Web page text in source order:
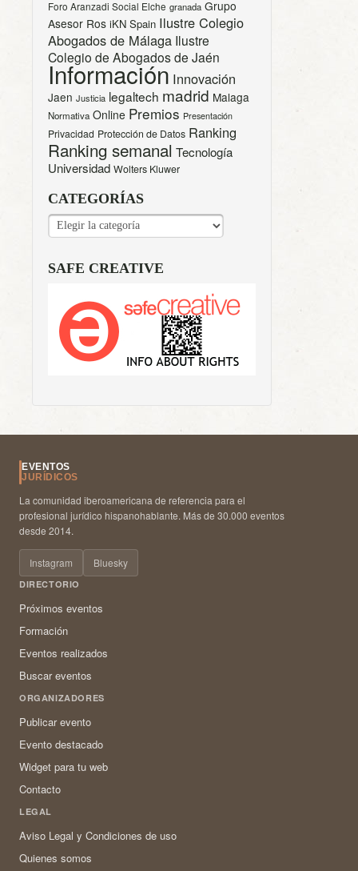
Foro Aranzadi Social Elche granada Grupo
Asesor Ros iKN Spain Ilustre Colegio
Abogados de Málaga Ilustre
Colegio de Abogados de Jaén
Información Innovación
Jaen Justicia legaltech madrid Malaga
Normativa Online Premios Presentación
Privacidad Protección de Datos Ranking
Ranking semanal Tecnología
Universidad Wolters Kluwer
CATEGORÍAS
CATEGORÍAS
SAFE CREATIVE
EVENTOS
JURÍDICOS
La comunidad iberoamericana de referencia para el
profesional jurídico hispanohablante. Más de 30.000 eventos
desde 2014.
Instagram Bluesky
DIRECTORIO
Próximos eventos
Formación
Eventos realizados
Buscar eventos
ORGANIZADORES
Publicar evento
Evento destacado
Widget para tu web
Contacto
LEGAL
Aviso Legal y Condiciones de uso
Quienes somos